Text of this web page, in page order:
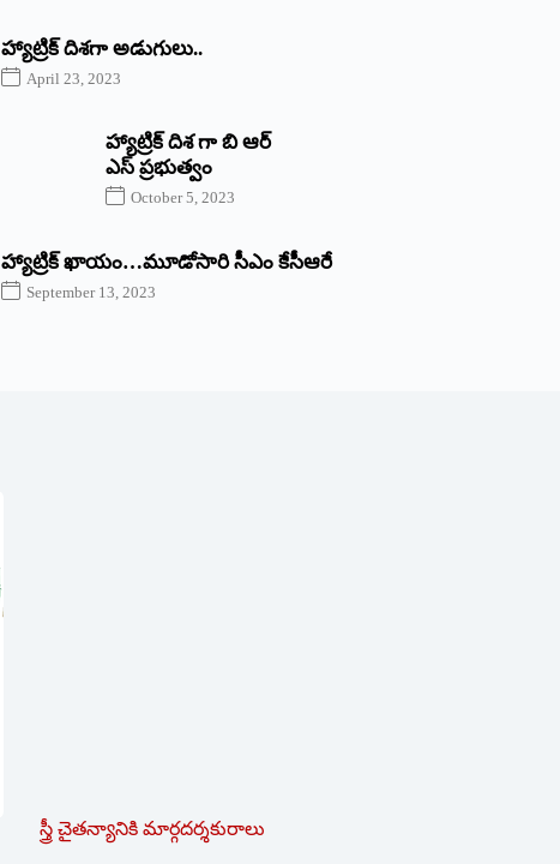
‌హ్యాట్రిక్‌ ‌దిశగా అడుగులు..
April 23, 2023
హ్యాట్రిక్ దిశ గా బి ఆర్
ఎస్ ప్రభుత్వం
October 5, 2023
హ్యాట్రిక్‌ ‌ఖాయం…మూడోసారి సీఎం కేసీఆరే
September 13, 2023
స్త్రీ చైతన్యానికి మార్గదర్శకురాలు